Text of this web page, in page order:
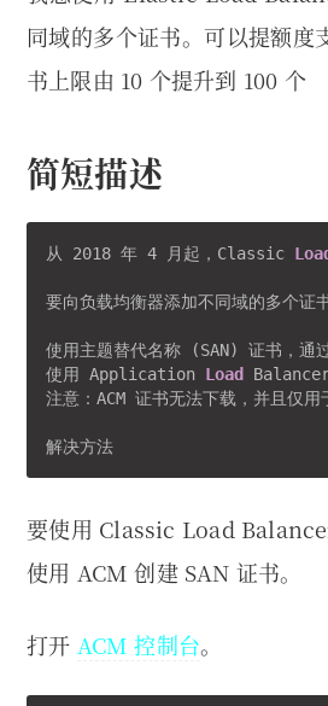
同域的多个证书。可以提额度
书上限由 10 个提升到 100 个
简短描述
从 2018 年 4 月起，Classic
要向负载均衡器添加不同域的多个证
使用主题替代名称 (SAN) 证书，
使用 Application Load
注意：ACM 证书无法下载，并且
解决方法
要使用 Classic Load
使用 ACM 创建 SAN 证书。
打开 ACM 控制台。